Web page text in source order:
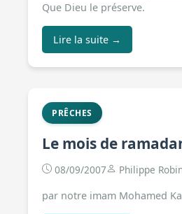
Que Dieu le préserve.
Lire la suite →
PRÊCHES
Le mois de
08/09/2007
Philippe
par notre imam Mohamed